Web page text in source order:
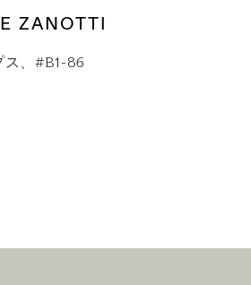
ZANOTTI
ス、#B1-86